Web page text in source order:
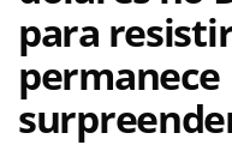
para
permanece